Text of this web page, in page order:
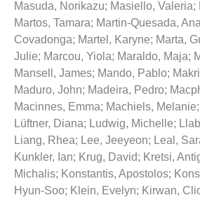
Masuda, Norikazu; Masiello, Valeria;
Martos, Tamara; Martin-Quesada,
Covadonga; Martel, Karyne; Marta,
Julie; Marcou, Yiola; Maraldo, Maja;
Mansell, James; Mando, Pablo;
Maduro, John; Madeira, Pedro;
Macinnes, Emma; Machiels, Melanie;
Lüftner, Diana; Ludwig, Michelle;
Liang, Rhea; Lee, Jeeyeon; Leal,
Kunkler, Ian; Krug, David; Kretsi,
Michalis; Konstantis, Apostolos;
Hyun-Soo; Klein, Evelyn; Kirwan,